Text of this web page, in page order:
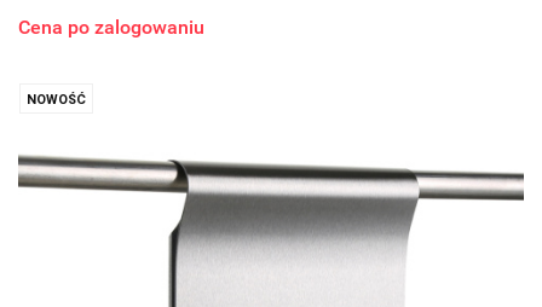
Cena po zalogowaniu
NOWOŚĆ